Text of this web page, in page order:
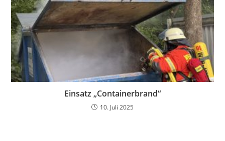
Einsatz „Containerbrand“
10. Juli 2025